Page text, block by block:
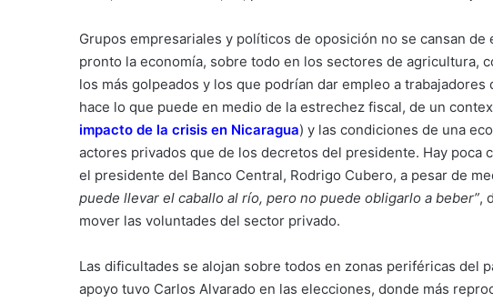
Grupos empresariales y políticos de oposición no se cansan
pronto la economía, sobre todo en los sectores de agricultura,
los más golpeados y los que podrían dar empleo a
hace lo que puede en medio de la estrechez fiscal, de un
impacto de la crisis en Nicaragua) y las condiciones de una
actores privados que de los decretos del presidente. Hay poca
el presidente del Banco Central, Rodrigo Cubero, a pesar de
puede llevar el caballo al río, pero no puede obligarlo a beber”,
mover las voluntades del sector privado.
Las dificultades se alojan sobre todos en zonas periféricas del
apoyo tuvo Carlos Alvarado en las elecciones, donde más